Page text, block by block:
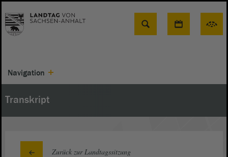
Suche
Navigation
Transkript
Zurück zur Landtagssitzung